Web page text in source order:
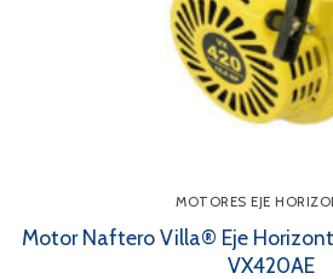
MOTORES EJE
Motor Naftero Villa® Eje
VX420AE